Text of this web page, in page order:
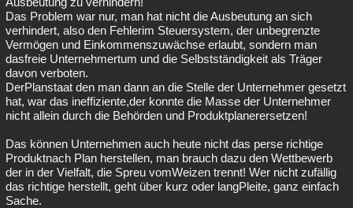
Das Problem war nur, man hat nicht die Ausbeutung an sich
verhindert, also den Fehlerim Steuersystem, der unbegrenzte
Vermögen und Einkommenszuwächse erlaubt, sondern man
dasfreie Unternehmertum und die Selbstständigkeit als Träger
davon verboten.
DerPlanstaat den man dann an die Stelle der Unternehmer gesetzt
hat, war das ineffiziente,der konnte die Masse der Unternehmer
nicht allein durch die Behörden und Produktplanerersetzen!
Das können Unternehmen auch heute nicht das perse richtige
Produktnach Plan herstellen, man brauch dazu den Wettbewerb
der in der Vielfalt, die Spreu vomWeizen trennt! Wer nicht zufällig
das richtige herstellt, geht über kurz oder langPleite, ganz einfach
Sache.